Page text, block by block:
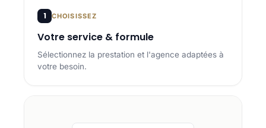
1 CHOISISSEZ
Votre service & formule
Sélectionnez la prestation et l'agence adaptées à
votre besoin.